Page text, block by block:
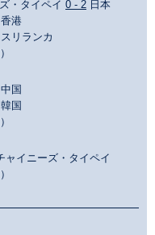
・タイペイ 0 - 2 日本
香港
スリランカ
中国
韓国
ャイニーズ・タイペイ